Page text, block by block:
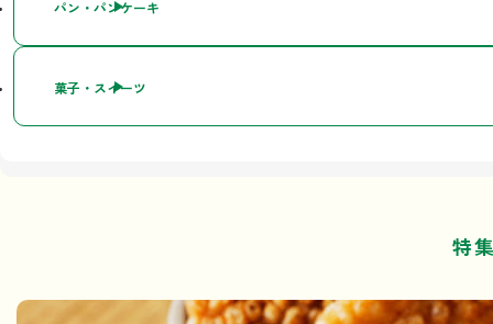
パン・パンケーキ
菓子・スイーツ
特